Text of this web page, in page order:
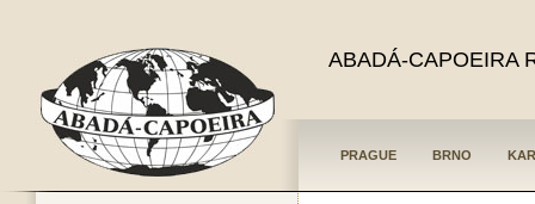
ABADÁ-CAPOEIRA
PRAGUE BRNO